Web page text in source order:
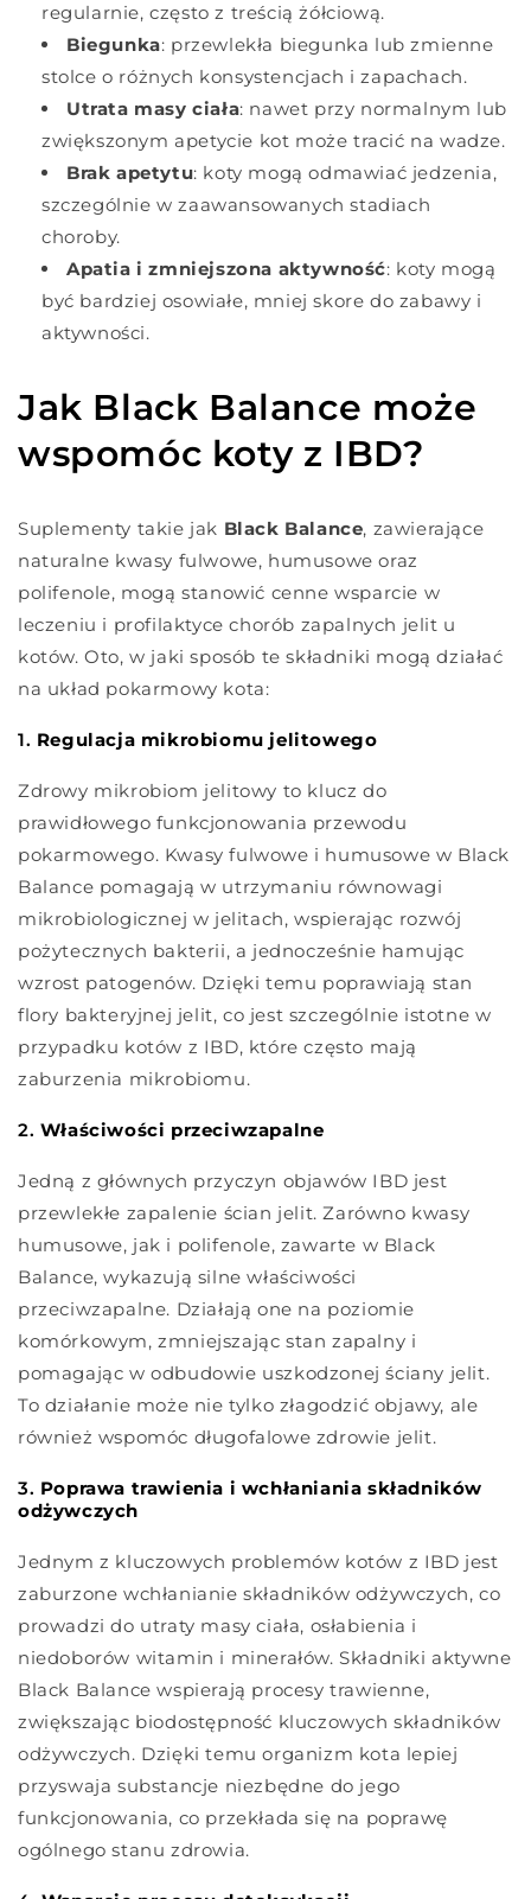
regularnie, często z treścią żółciową.
Biegunka: przewlekła biegunka lub zmienne
stolce o różnych konsystencjach i zapachach.
Utrata masy ciała: nawet przy normalnym lub
zwiększonym apetycie kot może tracić na wadze.
Brak apetytu: koty mogą odmawiać jedzenia,
szczególnie w zaawansowanych stadiach
choroby.
Apatia i zmniejszona aktywność: koty mogą
być bardziej osowiałe, mniej skore do zabawy i
aktywności.
Jak Black Balance może
wspomóc koty z IBD?
Suplementy takie jak Black Balance, zawierające
naturalne kwasy fulwowe, humusowe oraz
polifenole, mogą stanowić cenne wsparcie w
leczeniu i profilaktyce chorób zapalnych jelit u
kotów. Oto, w jaki sposób te składniki mogą działać
na układ pokarmowy kota:
1. Regulacja mikrobiomu jelitowego
Zdrowy mikrobiom jelitowy to klucz do
prawidłowego funkcjonowania przewodu
pokarmowego. Kwasy fulwowe i humusowe w Black
Balance pomagają w utrzymaniu równowagi
mikrobiologicznej w jelitach, wspierając rozwój
pożytecznych bakterii, a jednocześnie hamując
wzrost patogenów. Dzięki temu poprawiają stan
flory bakteryjnej jelit, co jest szczególnie istotne w
przypadku kotów z IBD, które często mają
zaburzenia mikrobiomu.
2. Właściwości przeciwzapalne
Jedną z głównych przyczyn objawów IBD jest
przewlekłe zapalenie ścian jelit. Zarówno kwasy
humusowe, jak i polifenole, zawarte w Black
Balance, wykazują silne właściwości
przeciwzapalne. Działają one na poziomie
komórkowym, zmniejszając stan zapalny i
pomagając w odbudowie uszkodzonej ściany jelit.
To działanie może nie tylko złagodzić objawy, ale
również wspomóc długofalowe zdrowie jelit.
3. Poprawa trawienia i wchłaniania składników
odżywczych
Jednym z kluczowych problemów kotów z IBD jest
zaburzone wchłanianie składników odżywczych, co
prowadzi do utraty masy ciała, osłabienia i
niedoborów witamin i minerałów. Składniki aktywne
Black Balance wspierają procesy trawienne,
zwiększając biodostępność kluczowych składników
odżywczych. Dzięki temu organizm kota lepiej
przyswaja substancje niezbędne do jego
funkcjonowania, co przekłada się na poprawę
ogólnego stanu zdrowia.